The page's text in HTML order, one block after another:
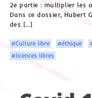
2e partie : multiplier les
Dans ce dossier, Hubert
des […]
#Culture libre #éthique
#licences libres